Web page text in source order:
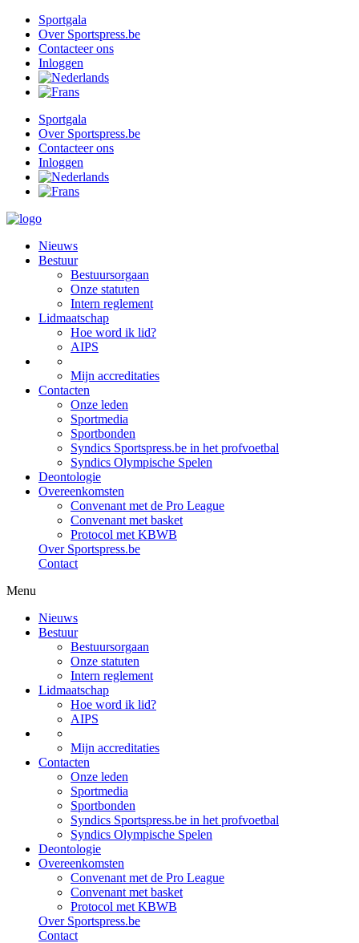
naar
inhoud
Sportgala
Over Sportspress.be
Contacteer ons
Inloggen
Sportgala
Over Sportspress.be
Contacteer ons
Inloggen
Nieuws
Bestuur
Bestuursorgaan
Onze statuten
Intern reglement
Lidmaatschap
Hoe word ik lid?
AIPS
Mijn accreditaties
Contacten
Onze leden
Sportmedia
Sportbonden
Syndics Sportspress.be in het profvoetbal
Syndics Olympische Spelen
Deontologie
Overeenkomsten
Convenant met de Pro League
Convenant met basket
Protocol met KBWB
Over Sportspress.be
Contact
Menu
Nieuws
Bestuur
Bestuursorgaan
Onze statuten
Intern reglement
Lidmaatschap
Hoe word ik lid?
AIPS
Mijn accreditaties
Contacten
Onze leden
Sportmedia
Sportbonden
Syndics Sportspress.be in het profvoetbal
Syndics Olympische Spelen
Deontologie
Overeenkomsten
Convenant met de Pro League
Convenant met basket
Protocol met KBWB
Over Sportspress.be
Contact